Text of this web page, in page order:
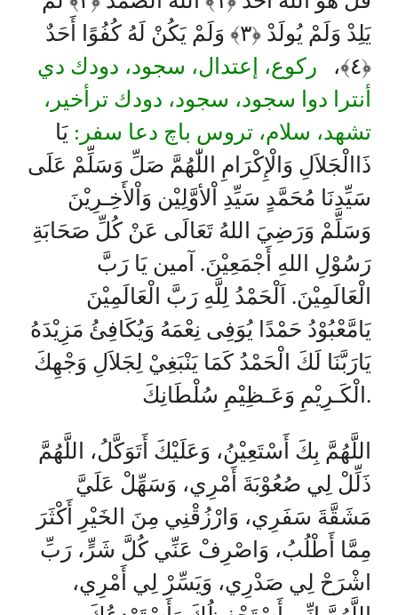
يَلِدْ وَلَمْ يُولَدْ ﴿٣﴾ وَلَمْ يَكُنْ لَهُ كُفُوًا أَحَدٌ
﴿٤﴾،
ركوع، إعتدال، سجود، دودك دي
أنترا دوا سجود، سجود، دودك ترأخير،
تشهد، سلام، تروس باچ دعا سفر: يَا
ذَاالْجَلاَلِ وَالْإِكْرَامِ اللّٰهُمَّ صَلِّ وَسَلِّمْ عَلَى
سَيِّدِنَا مُحَمَّدٍ سَيِّدِ اْلأوَّلِيْن وَاْلأَخِـرِيْنَ
وَسَلِّمْ وَرَضِيَ اللهُ تَعَالَى عَنْ كُلِّ صَحَابَةِ
رَسُوْلِ اللهِ أَجْمَعِيْنَ. آمين يَا رَبَّ
الْعَالَمِيْنَ. اَلْحَمْدُ لِلَّهِ رَبَّ الْعَالَمِيْنَ
يَامَّعْبُوْدُ حَمْدًا يُوَفِى نِعْمَهُ وَيُكَافِئُ مَزِيْدَهُ
يَارَبَّنَا لَكَ الْحَمْدُ كَمَا يَنْبَغِيْ لِجَلاَلِ وَجْهِكَ
الْكَـرِيْمِ وَعَـظِيْمِ سُلْطَانِكَ.
اللَّهُمَّ بِكَ أَسْتَعِيْنُ، وَعَلَيْكَ أَتَوَكَّلُ، اللَّهُمَّ
ذَلِّلْ لِي صُعُوْبَةَ أَمْرِي، وَسَهِّلْ عَلَيَّ
مَشَقَّةَ سَفَرِي، وَارْزُقْنِي مِنَ الخَيْرِ أَكْثَرَ
مِمَّا أَطْلُبُ، وَاصْرِفْ عَنِّي كُلَّ شَرٍّ، رَبِّ
اشْرَحْ لِي صَدْرِي، وَيَسِّرْ لِي أَمْرِي،